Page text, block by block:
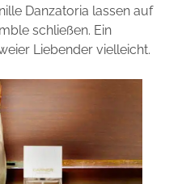
Danzatoria lassen auf
schließen. Ein
Liebender vielleicht.